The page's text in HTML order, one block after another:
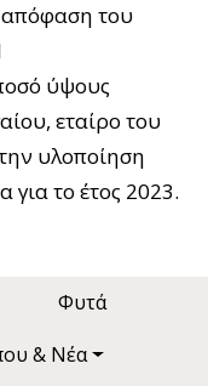
του
ύψους
εταίρο του
υλοποίηση
το έτος 2023.
Φυτά
& Νέα